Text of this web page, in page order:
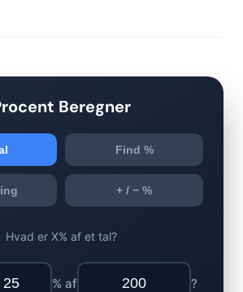
Beregner
Find %
+ / − %
Hvad er X% af et tal?
% af ?